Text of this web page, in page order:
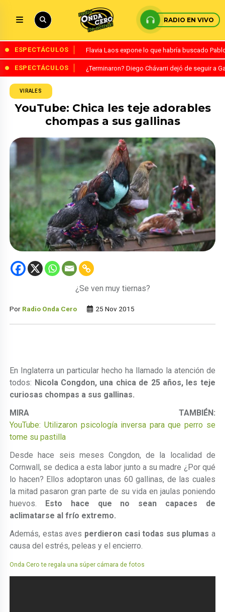
RADIO EN VIVO
ESPECTÁCULOS Flavia Laos expone lo que habría buscado
ESPECTÁCULOS ¿Terminaron? Diego Chávarri dejó de seguir a
VIRALES
YouTube: Chica les teje adorables
chompas a sus gallinas
¿Se ven muy tiernas?
Por Radio Onda Cero 25 Nov 2015
En Inglaterra un particular hecho ha llamado la atención de
todos: Nicola Congdon, una chica de 25 años, les teje
curiosas chompas a sus gallinas.
MIRA TAMBIÉN:
YouTube: Utilizaron psicología inversa para que perro se
tome su pastilla
Desde hace seis meses Congdon, de la localidad de
Cornwall, se dedica a esta labor junto a su madre ¿Por qué
lo hacen? Ellos adoptaron unas 60 gallinas, de las cuales
la mitad pasaron gran parte de su vida en jaulas poniendo
huevos. Esto hace que no sean capaces de
aclimatarse al frío extremo.
Además, estas aves perdieron casi todas sus plumas a
causa del estrés, peleas y el encierro.
Onda Cero te regala una súper cámara de fotos